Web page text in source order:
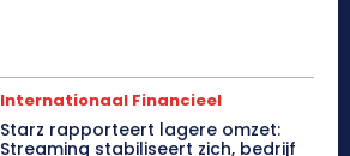
Internationaal Financieel
Starz rapporteert lagere omzet:
Streaming stabiliseert zich, bedrijf